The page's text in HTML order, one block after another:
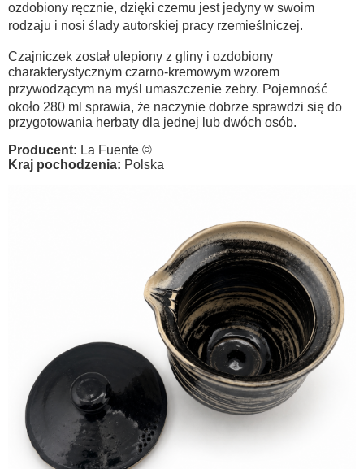
ozdobiony ręcznie, dzięki czemu jest jedyny w swoim
rodzaju i nosi ślady autorskiej pracy rzemieślniczej.
Czajniczek został ulepiony z gliny i ozdobiony
charakterystycznym czarno-kremowym wzorem
przywodzącym na myśl umaszczenie zebry. Pojemność
około 280 ml sprawia, że naczynie dobrze sprawdzi się do
przygotowania herbaty dla jednej lub dwóch osób.
Producent: La Fuente ©
Kraj pochodzenia: Polska